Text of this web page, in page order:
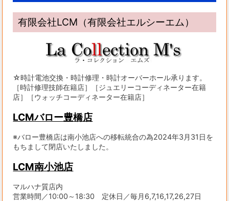
有限会社LCM（有限会社エルシーエム）
☆時計電池交換・時計修理・時計オーバーホール承ります。
［時計修理技師在籍店］［ジュエリーコーディネーター在籍
店］［ウォッチコーディネーター在籍店］
LCMバロー豊橋店
※バロー豊橋店は南小池店への移転統合の為2024年3月31日を
もちまして閉店いたしました。
LCM南小池店
マルハナ質店内
営業時間／10:00～18:30 定休日／毎月6,7,16,17,26,27日